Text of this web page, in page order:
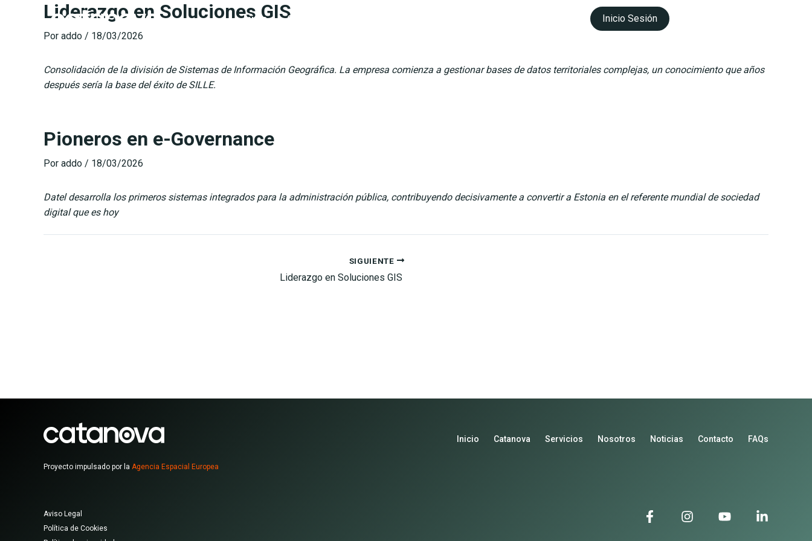
Inicio Catanova Inicio Sesión
Liderazgo en Soluciones GIS
Por addo / 18/03/2026
Consolidación de la división de Sistemas de Información Geográfica. La empresa comienza a gestionar bases de datos territoriales complejas, un conocimiento que años
después sería la base del éxito de SILLE.
Pioneros en e-Governance
Por addo / 18/03/2026
Datel desarrolla los primeros sistemas integrados para la administración pública, contribuyendo decisivamente a convertir a Estonia en el referente mundial de sociedad
digital que es hoy
SIGUIENTE
Liderazgo en Soluciones GIS
Proyecto impulsado por la Agencia Espacial Europea
Inicio Catanova Servicios Nosotros Noticias Contacto FAQs
Aviso Legal
Política de Cookies